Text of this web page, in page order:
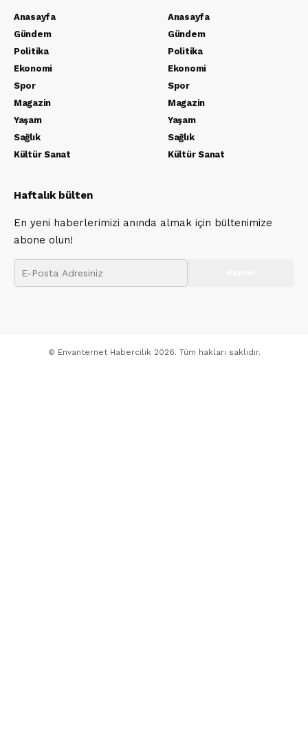
Anasayfa
Gündem
Politika
Ekonomi
Spor
Magazin
Yaşam
Sağlık
Kültür Sanat
Anasayfa
Gündem
Politika
Ekonomi
Spor
Magazin
Yaşam
Sağlık
Kültür Sanat
Haftalık bülten
En yeni haberlerimizi anında almak için bültenimize
abone olun!
© Envanternet Habercilik 2026. Tüm hakları saklıdır.